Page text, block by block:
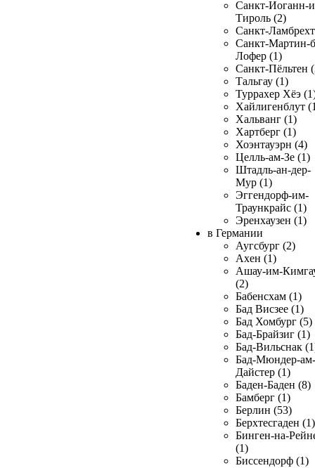
Санкт-Иоганн-
Тироль (2)
Санкт-
Санкт-Мартин-
Лофер (1)
Санкт-Пёльтен
Тальгау (1)
Туррахер Хёэ
Хайлигенблут
Хальванг (1)
Хартберг (1)
Хоэнтауэрн (4)
Целль-ам-Зе (1)
Штадль-ан-дер-
Мур (1)
Эггендорф-им-
Траункрайс (1)
Эренхаузен (1)
в Германии
Аугсбург (2)
Ахен (1)
Ашау-им-
(2)
Бабенсхам (1)
Бад Висзее (1)
Бад Хомбург (5)
Бад-Брайзиг (1)
Бад-Вильснак
Бад-Мюндер-ам-
Дайстер (1)
Баден-Баден (8)
Бамберг (1)
Берлин (53)
Берхтесгаден (1)
Бинген-на-
(1)
Биссендорф (1)